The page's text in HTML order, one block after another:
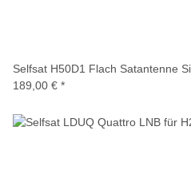
Selfsat H50D1 Flach Satantenne
189,00 € *